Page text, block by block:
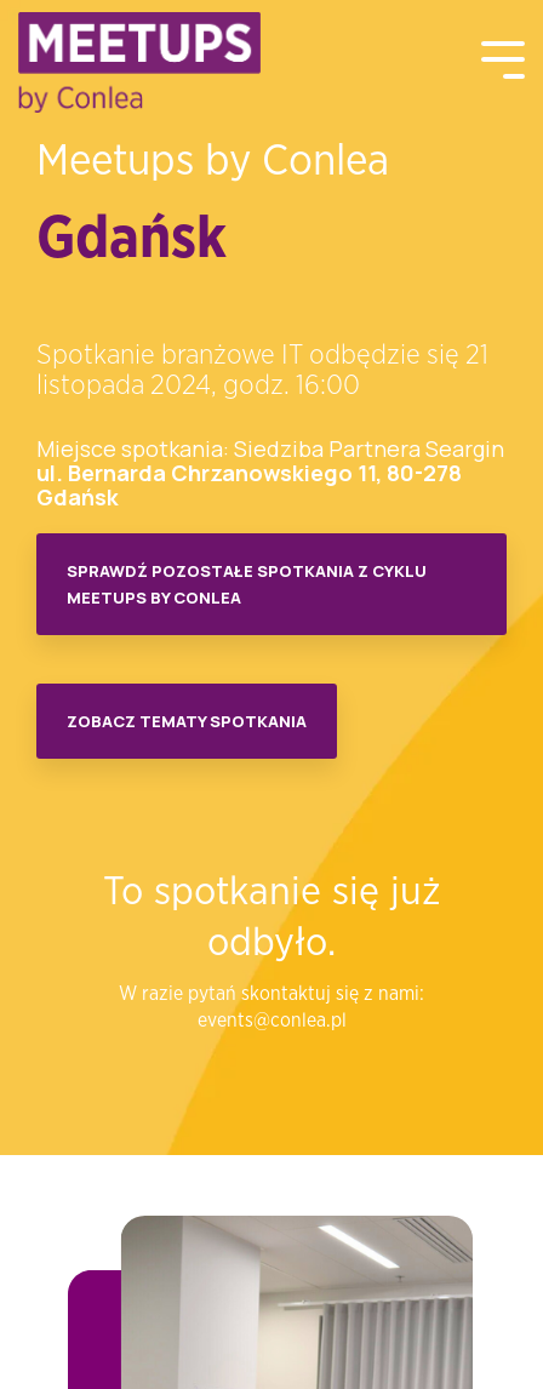
Meetups by Conlea
Gdańsk
Spotkanie branżowe IT odbędzie się 21
listopada 2024, godz. 16:00
Miejsce spotkania: Siedziba Partnera Seargin
ul. Bernarda Chrzanowskiego 11, 80-278
Gdańsk
SPRAWDŹ POZOSTAŁE SPOTKANIA Z CYKLU
MEETUPS BY CONLEA
ZOBACZ TEMATY SPOTKANIA
To spotkanie się już
odbyło.
W razie pytań skontaktuj się z nami:
events@conlea.pl